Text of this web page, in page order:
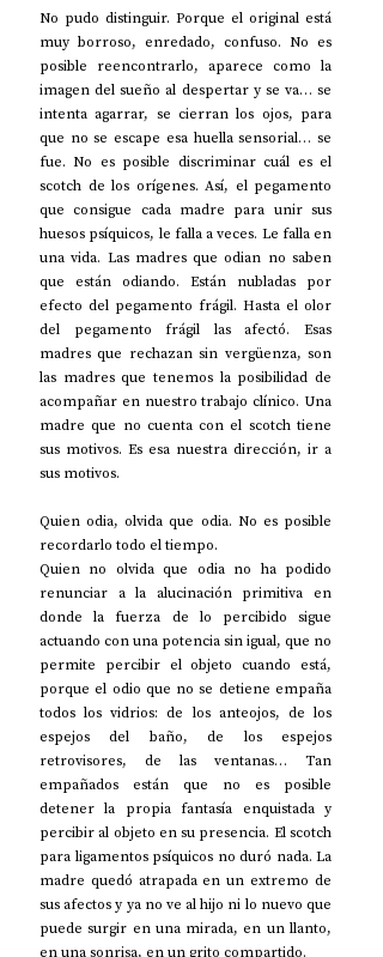
No pudo distinguir. Porque el original está
muy borroso, enredado, confuso. No es
posible reencontrarlo, aparece como la
imagen del sueño al despertar y se va… se
intenta agarrar, se cierran los ojos, para
que no se escape esa huella sensorial… se
fue. No es posible discriminar cuál es el
scotch de los orígenes. Así, el pegamento
que consigue cada madre para unir sus
huesos psíquicos, le falla a veces. Le falla en
una vida. Las madres que odian no saben
que están odiando. Están nubladas por
efecto del pegamento frágil. Hasta el olor
del pegamento frágil las afectó. Esas
madres que rechazan sin vergüenza, son
las madres que tenemos la posibilidad de
acompañar en nuestro trabajo clínico. Una
madre que no cuenta con el scotch tiene
sus motivos. Es esa nuestra dirección, ir a
sus motivos.
Quien odia, olvida que odia. No es posible
recordarlo todo el tiempo.
Quien no olvida que odia no ha podido
renunciar a la alucinación primitiva en
donde la fuerza de lo percibido sigue
actuando con una potencia sin igual, que no
permite percibir el objeto cuando está,
porque el odio que no se detiene empaña
todos los vidrios: de los anteojos, de los
espejos del baño, de los espejos
retrovisores, de las ventanas… Tan
empañados están que no es posible
detener la propia fantasía enquistada y
percibir al objeto en su presencia. El scotch
para ligamentos psíquicos no duró nada. La
madre quedó atrapada en un extremo de
sus afectos y ya no ve al hijo ni lo nuevo que
puede surgir en una mirada, en un llanto,
en una sonrisa, en un grito compartido.